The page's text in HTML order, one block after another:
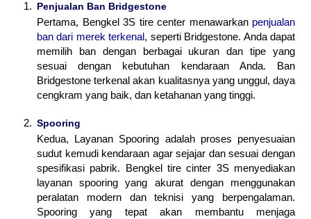
Penjualan Ban Bridgestone
Pertama, Bengkel 3S tire center menawarkan penjualan
ban dari merek terkenal, seperti Bridgestone. Anda dapat
memilih ban dengan berbagai ukuran dan tipe yang
sesuai dengan kebutuhan kendaraan Anda. Ban
Bridgestone terkenal akan kualitasnya yang unggul, daya
cengkram yang baik, dan ketahanan yang tinggi.
Spooring
Kedua, Layanan Spooring adalah proses penyesuaian
sudut kemudi kendaraan agar sejajar dan sesuai dengan
spesifikasi pabrik. Bengkel tire cinter 3S menyediakan
layanan spooring yang akurat dengan menggunakan
peralatan modern dan teknisi yang berpengalaman.
Spooring yang tepat akan membantu menjaga